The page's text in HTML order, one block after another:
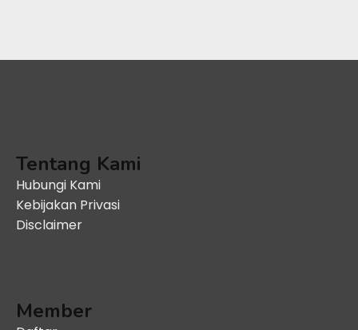
Tentang Kami
Hubungi Kami
Kebijakan Privasi
Disclaimer
Member